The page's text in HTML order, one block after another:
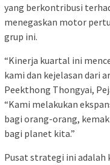
yang berkontribusi
menegaskan motor
grup ini.
“Kinerja kuartal ini
kami dan kejelasan dari
Peekthong Thongyai,
“Kami melakukan
bagi orang-orang,
bagi planet kita.”
Pusat strategi ini adalah